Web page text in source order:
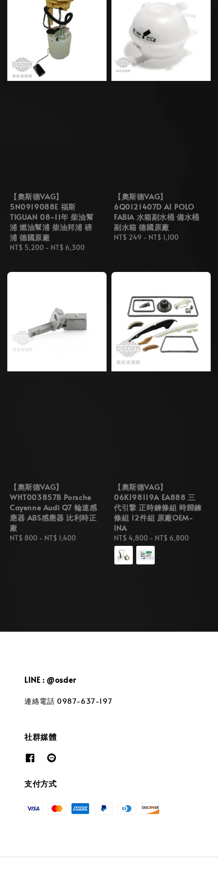
【奧斯德VAG】
5N0919088E 福斯
TIGUAN 08~11年 柴油幫
浦 燃油幫浦 柴油邦浦 磅
浦 德國原廠
Regular
NT$ 5,200 - NT$ 6,300
【奧斯德VAG】
6Q0121407D A1 POLO
FABIA 水箱副水桶 備水桶
副水箱 德國原廠
Regular
NT$ 249 - NT$ 1,100
【奧斯德VAG】
WHT003857B Porsche
Cayenne Audi Q7 輪速感
應器 ABS感應器 比利時正
廠
Regular
NT$ 800 - NT$ 1,400
【奧斯德VAG】
06K198119A EA888 三
代引擎 正時鍊條組 時歸鍊
條組 12件組 原廠OEM-
INA
Regular
price
NT$ 4,800 - NT$ 6,800
LINE : @osder
連絡電話 0987-637-197
社群媒體
支付方式